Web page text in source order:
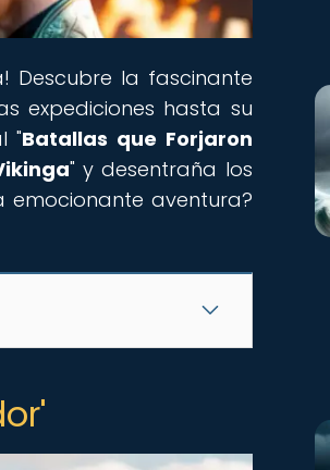
Descubre la fascinante
expediciones hasta su
"Batallas que Forjaron
" y desentraña los
emocionante aventura?